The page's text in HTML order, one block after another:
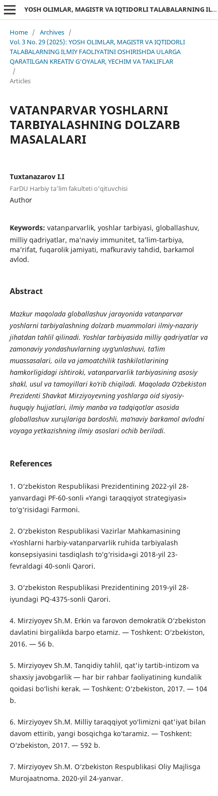
YOSH OLIMLAR, MAGISTR VA IQTIDORLI TALABALARNING ILMIY FAOLIYATINI OSHIRISHDA ULARGA QARATILGAN KREATIV G‘OYALAR, YECHIM VA TAKLIFLAR
Home / Archives /
Vol. 3 No. 29 (2025): YOSH OLIMLAR, MAGISTR VA IQTIDORLI
TALABALARNING ILMIY FAOLIYATINI OSHIRISHDA ULARGA
QARATILGAN KREATIV G‘OYALAR, YECHIM VA TAKLIFLAR
/
Articles
VATANPARVAR YOSHLARNI
TARBIYALASHNING DOLZARB
MASALALARI
Tuxtanazarov I.I
FarDU Harbiy ta’lim fakulteti o‘qituvchisi
Author
Keywords: vatanparvarlik, yoshlar tarbiyasi, globallashuv,
milliy qadriyatlar, ma’naviy immunitet, ta’lim-tarbiya,
ma’rifat, fuqarolik jamiyati, mafkuraviy tahdid, barkamol
avlod.
Abstract
Mazkur maqolada globallashuv jarayonida vatanparvar
yoshlarni tarbiyalashning dolzarb muammolari ilmiy-nazariy
jihatdan tahlil qilinadi. Yoshlar tarbiyasida milliy qadriyatlar va
zamonaviy yondashuvlarning uyg‘unlashuvi, ta’lim
muassasalari, oila va jamoatchilik tashkilotlarining
hamkorligidagi ishtiroki, vatanparvarlik tarbiyasining asosiy
shakl, usul va tamoyillari ko‘rib chiqiladi. Maqolada O‘zbekiston
Prezidenti Shavkat Mirziyoyevning yoshlarga oid siyosiy-
huquqiy hujjatlari, ilmiy manba va tadqiqotlar asosida
globallashuv xurujlariga bardoshli, ma’naviy barkamol avlodni
voyaga yetkazishning ilmiy asoslari ochib beriladi.
References
1. O‘zbekiston Respublikasi Prezidentining 2022-yil 28-
yanvardagi PF-60-sonli «Yangi taraqqiyot strategiyasi»
to‘g‘risidagi Farmoni.
2. O‘zbekiston Respublikasi Vazirlar Mahkamasining
«Yoshlarni harbiy-vatanparvarlik ruhida tarbiyalash
konsepsiyasini tasdiqlash to‘g‘risida»gi 2018-yil 23-
fevraldagi 40-sonli Qarori.
3. O‘zbekiston Respublikasi Prezidentining 2019-yil 28-
iyundagi PQ-4375-sonli Qarori.
4. Mirziyoyev Sh.M. Erkin va farovon demokratik O‘zbekiston
davlatini birgalikda barpo etamiz. — Toshkent: O‘zbekiston,
2016. — 56 b.
5. Mirziyoyev Sh.M. Tanqidiy tahlil, qat'iy tartib-intizom va
shaxsiy javobgarlik — har bir rahbar faoliyatining kundalik
qoidasi bo‘lishi kerak. — Toshkent: O‘zbekiston, 2017. — 104
b.
6. Mirziyoyev Sh.M. Milliy taraqqiyot yo‘limizni qat'iyat bilan
davom ettirib, yangi bosqichga ko‘taramiz. — Toshkent:
O‘zbekiston, 2017. — 592 b.
7. Mirziyoyev Sh.M. O‘zbekiston Respublikasi Oliy Majlisga
Murojaatnoma. 2020-yil 24-yanvar.